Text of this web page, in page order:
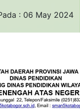
: 06 May 2024